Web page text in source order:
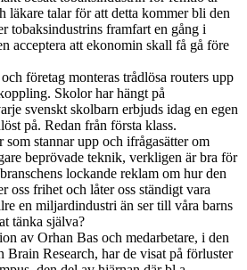
läkare talar för att detta kommer bli den
tobaksindustrins framfart en gång i
acceptera att ekonomin skall få gå före
företag monteras trådlösa routers upp
Skolor har hängt på
svenskt skolbarn erbjuds idag en egen
på. Redan från första klass.
som stannar upp och ifrågasätter om
beprövade teknik, verkligen är bra för
lockande reklam om hur den
oss frihet och låter oss ständigt vara
en miljardindustri än ser till våra barns
tänka själva?
av Orhan Bas och medarbetare, i den
Brain Research, har de visat på förluster